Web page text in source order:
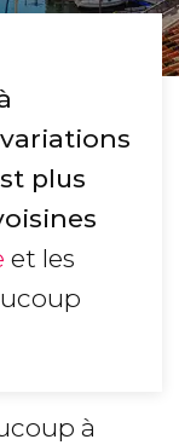
plus
et les
à